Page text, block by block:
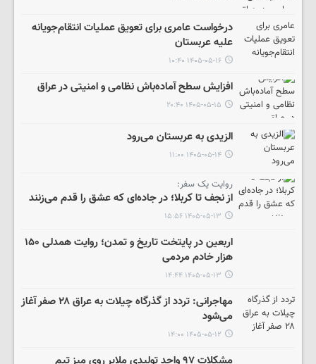
درخواست عامری برای تعویق عملیات انتقام‌جویانه
علیه عربستان
۱۴۰۵-۰۵-۱۶ ۱۰:۴۰
افزایش سطح آماده‌باش نظامی و امنیتی در عراق
۱۴۰۵-۰۵-۱۵ ۲۰:۴۰
الزیدی به عربستان می‌رود
۱۴۰۵-۰۵-۱۴ ۱۱:۰۰
روایت یک سفر:
از نجف تا کربلا؛ در جاده‌ای که عشق را قدم می‌زنند
۱۴۰۵-۰۵-۱۳ ۱۵:۵۶
اربعین در پایتخت تاریخ و تمدن؛ روایت همدلی ۱۵۰
هزار خادم مردمی
۱۴۰۵-۰۵-۱۳ ۱۴:۴۴
مهاجرانی: تردد از گذرگاه چیلات به عراق ۲۸ صفر آغاز
می‌شود
۱۴۰۵-۰۵-۱۲ ۱۴:۰۰
مشکلات ۹۷ واحد تولیدی ملایر روی میز تیم